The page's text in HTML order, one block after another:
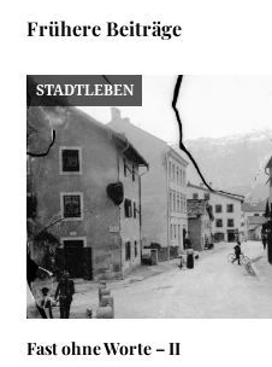
Frühere Beiträge
STADTLEBEN
Fast ohne Worte – II